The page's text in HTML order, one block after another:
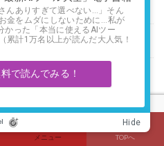
較！5つの実務で検証した結果
事で実際に使って分かった実力と限
メニュー TOPへ